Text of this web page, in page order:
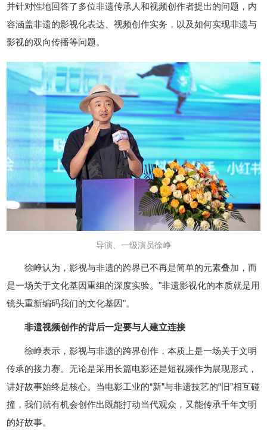
并针对性地回答了多位非遗传承人和视频创作者提出的问题，内
容涵盖非遗的影视化表达、视频创作实务，以及如何实现非遗与
影视的双向传播等问题。
导演、一级演员徐峥
徐峥认为，影视与非遗的跨界已不再是简单的元素叠加，而
是一场关于文化基因重组的深度实验。"非遗影视化的本质就是用
镜头重新编码我们的文化基因"。
非遗视频创作的背后一定要与人建立连接
徐峥表示，影视与非遗的跨界创作，本质上是一场关于文明
传承的接力赛。无论是采用长篇电影还是短视频作为展现形式，
讲好故事始终是核心。当电影工业的“新”与非遗技艺的“旧”相互碰
撞，我们就有机会创作出既能打动当代观众，又能传承千年文明
的好故事。